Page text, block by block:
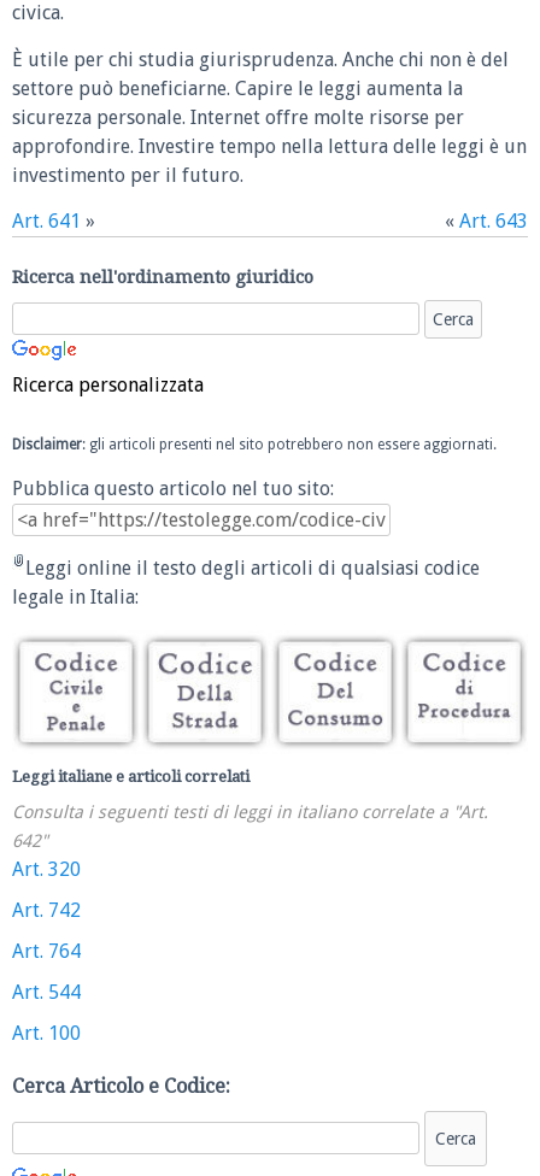
civica.
È utile per chi studia giurisprudenza. Anche chi non è del
settore può beneficiarne. Capire le leggi aumenta la
sicurezza personale. Internet offre molte risorse per
approfondire. Investire tempo nella lettura delle leggi è un
investimento per il futuro.
Art. 641 » « Art. 643
Ricerca nell'ordinamento giuridico
Ricerca personalizzata
Disclaimer: gli articoli presenti nel sito potrebbero non essere aggiornati.
Pubblica questo articolo nel tuo sito:
Leggi online il testo degli articoli di qualsiasi codice
legale in Italia:
Leggi italiane e articoli correlati
Consulta i seguenti testi di leggi in italiano correlate a "Art.
642"
Art. 320
Art. 742
Art. 764
Art. 544
Art. 100
Cerca Articolo e Codice: